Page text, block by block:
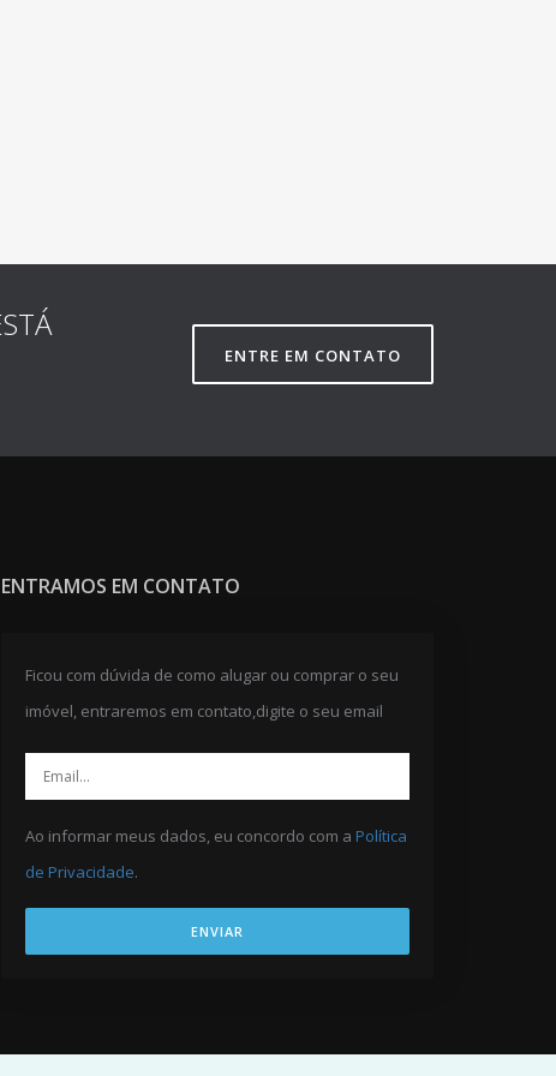
ENTRE EM CONTATO
ENTRAMOS EM CONTATO
Ficou com dúvida de como alugar ou comprar o seu
imóvel, entraremos em contato,digite o seu email
Ao informar meus dados, eu concordo com a Política
de Privacidade.
ENVIAR